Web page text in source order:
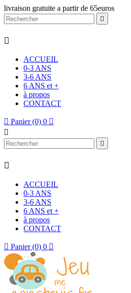
livraison gratuite a partir de 65euros


ACCUEIL
0-3 ANS
3-6 ANS
6 ANS et +
à propos
CONTACT
 Panier (0) 0 



ACCUEIL
0-3 ANS
3-6 ANS
6 ANS et +
à propos
CONTACT
 Panier (0) 0 